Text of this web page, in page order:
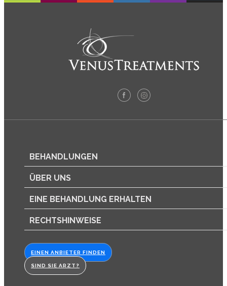
BEHANDLUNGEN
ÜBER UNS
EINE BEHANDLUNG ERHALTEN
RECHTSHINWEISE
EINEN ANBIETER FINDEN
SIND SIE ARZT?